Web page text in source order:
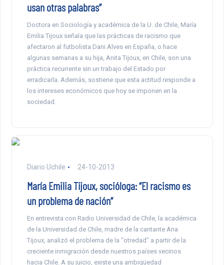
usan otras palabras”
Doctora en Sociología y académica de la U. de Chile, María
Emilia Tijoux señala que las prácticas de racismo que
afectaron al futbolista Dani Alves en España, o hace
algunas semanas a su hija, Anita Tijoux, en Chile, son una
práctica recurrente sin un trabajo del Estado por
erradicarla. Además, sostiene que esta actitud responde a
los intereses económicos que hoy se imponen en la
sociedad.
Diario Uchile 24-10-2013
María Emilia Tijoux, socióloga: “El racismo es
un problema de nación”
En entrevista con Radio Universidad de Chile, la académica
de la Universidad de Chile, madre de la cantante Ana
Tijoux, analizó el problema de la “otredad” a partir de la
creciente inmigración desde nuestros países vecinos
hacia Chile. A su juicio, existe una ambigüedad